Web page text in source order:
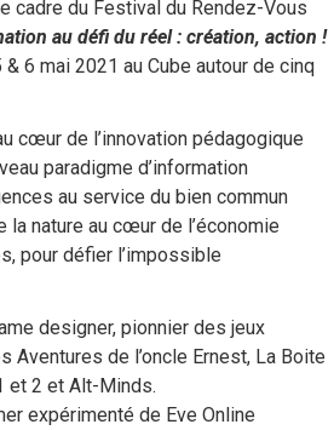
cadre du Festival du Rendez-Vous
au défi du réel : création, action !
6 mai 2021 au Cube autour de cinq
cœur de l’innovation pédagogique
paradigme d’information
au service du bien commun
la nature au cœur de l’économie
pour défier l’impossible
designer, pionnier des jeux
Aventures de l’oncle Ernest, La Boite
et 2 et Alt-Minds.
expérimenté de Eve Online